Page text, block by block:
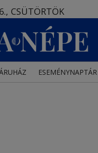
CSÜTÖRTÖK
ESEMÉNYNAPTÁR